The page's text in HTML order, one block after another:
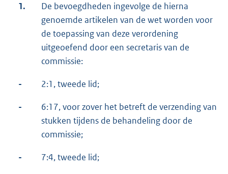
1.
De bevoegdheden ingevolge de hierna
genoemde artikelen van de wet worden voor
de toepassing van deze verordening
uitgeoefend door een secretaris van de
commissie:
- 2:1, tweede lid;
-
6:17, voor zover het betreft de verzending van
stukken tijdens de behandeling door de
commissie;
- 7:4, tweede lid;